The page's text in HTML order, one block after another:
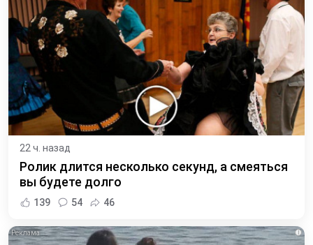
22 ч. назад
Ролик длится несколько секунд, а смеяться
вы будете долго
139 54 46
i